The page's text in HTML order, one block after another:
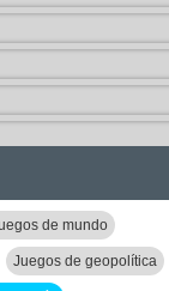
de mundo
Juegos de geopolítica